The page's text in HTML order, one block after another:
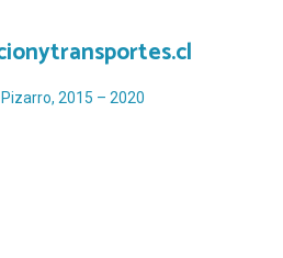
2015 – 2020